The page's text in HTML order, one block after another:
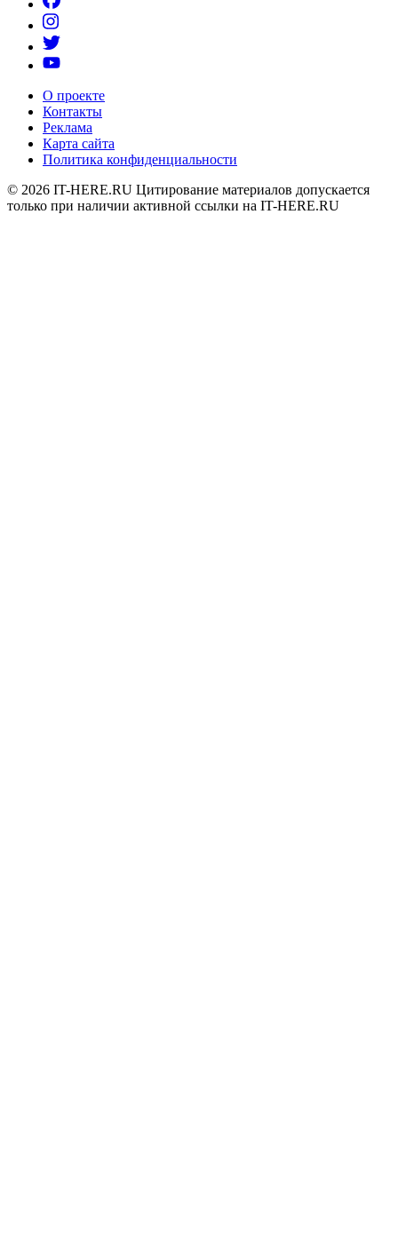
О проекте
Контакты
Реклама
Карта сайта
Политика конфиденциальности
© 2026 IT-HERE.RU Цитирование материалов допускается
только при наличии активной ссылки на IT-HERE.RU